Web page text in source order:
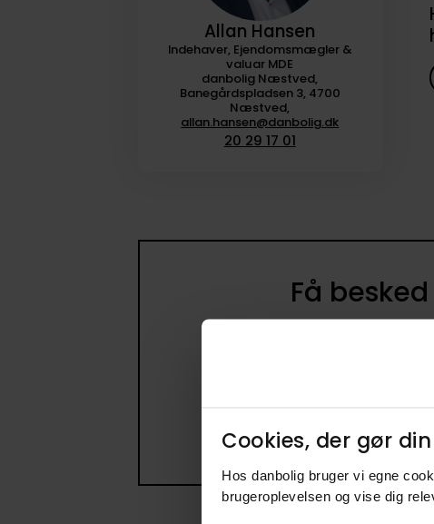
Cookies, der gør
Hos danbolig bruger vi egne
brugeroplevelsen og vise dig
Allan Hansen
Indehaver, Ejendomsmægler &
valuar MDE
danbolig Næstved,
Banegårdspladsen 3, 4700
Næstved,
allan.hansen@danbolig.dk
20 29 17 01
Få